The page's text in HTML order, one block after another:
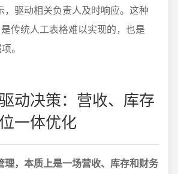
，驱动相关负责人及时响应。这种
传统人工表格难以实现的，也是
。
动决策：营收、库存
一体优化
理，本质上是一场营收、库存和财务